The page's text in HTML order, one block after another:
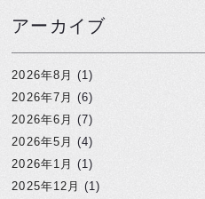
アーカイブ
2026年8月 (1)
2026年7月 (6)
2026年6月 (7)
2026年5月 (4)
2026年1月 (1)
2025年12月 (1)